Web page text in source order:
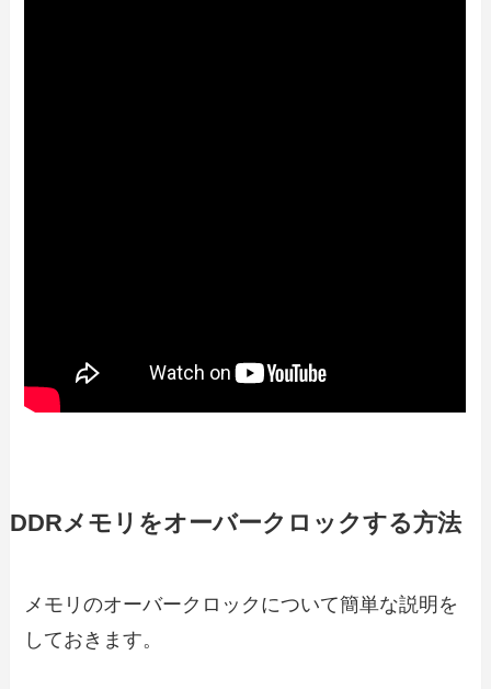
DDRメモリをオーバークロックする方法
メモリのオーバークロックについて簡単な説明を
しておきます。